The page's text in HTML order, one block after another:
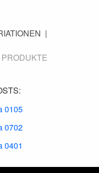
0105
0702
0401